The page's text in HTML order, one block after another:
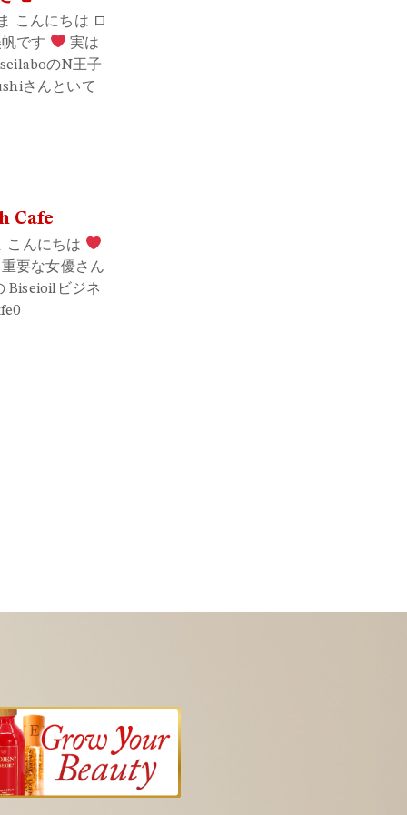
こんにちは ロ
です
実は
のN王子
さんといて
Cafe
こんにちは
要な女優さん
Biseioilビジネ